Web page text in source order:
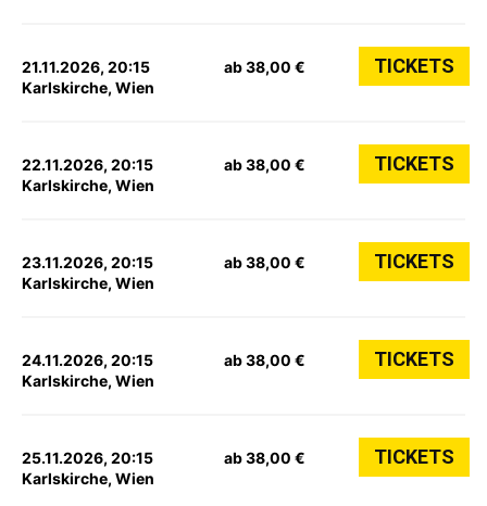
21.11.2026, 20:15
Karlskirche, Wien
ab 38,00 € TICKETS
22.11.2026, 20:15
Karlskirche, Wien
ab 38,00 € TICKETS
23.11.2026, 20:15
Karlskirche, Wien
ab 38,00 € TICKETS
24.11.2026, 20:15
Karlskirche, Wien
ab 38,00 € TICKETS
25.11.2026, 20:15
Karlskirche, Wien
ab 38,00 € TICKETS